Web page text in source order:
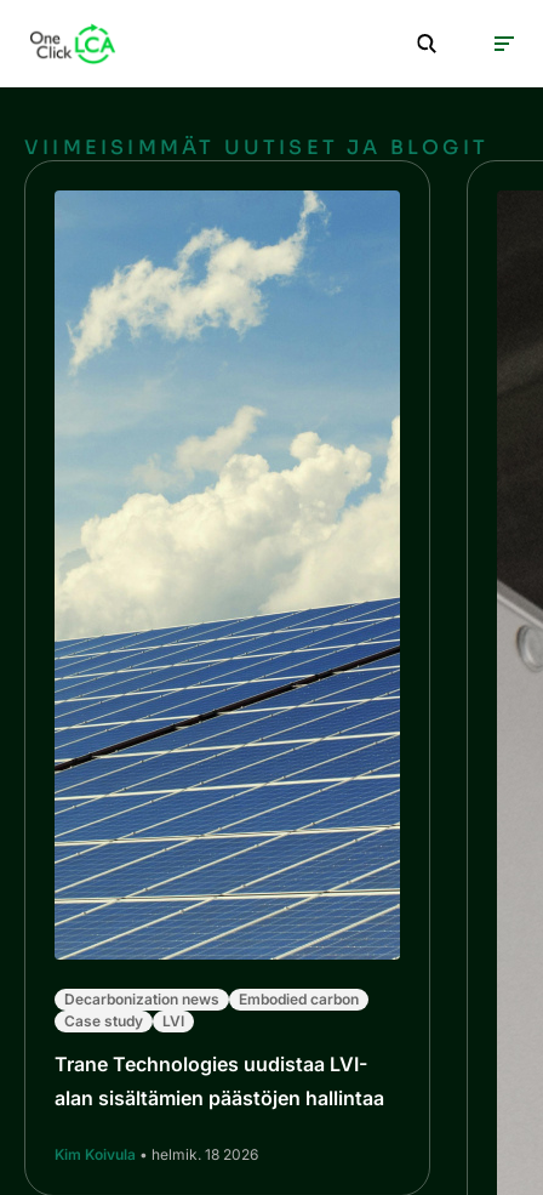
VIIMEISIMMÄT UUTISET JA BLOGIT
Decarbonization news
Embodied carbon
Case study
LVI
Trane Technologies uudistaa LVI-
alan sisältämien päästöjen hallintaa
Kim Koivula • helmik. 18 2026